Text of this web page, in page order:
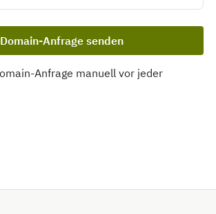
Domain-Anfrage senden
Anfrage manuell vor jeder